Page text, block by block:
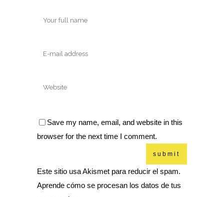
Save my name, email, and website in this
browser for the next time I comment.
Este sitio usa Akismet para reducir el spam.
Aprende cómo se procesan los datos de tus